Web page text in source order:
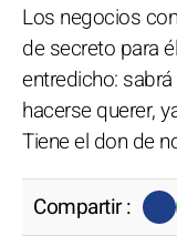
Los negocios
de secreto para
entredicho:
hacerse querer,
Tiene el don de
Compartir :